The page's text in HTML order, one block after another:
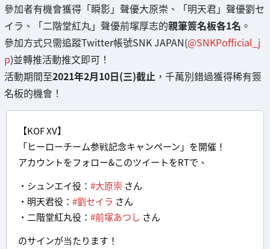
參加者有機會獲得「瞬影」聲優大原崇、「明天君」聲優劉セ
イラ、「二階堂紅丸」聲優前塚厚志的親筆簽名板各1名 。
參加方式只需追蹤Twitter帳號SNK JAPAN(@SNKPofficial_j
p)並轉推活動推文即可！
活動期間至2021年2月10日(三)截止 ，千萬別錯過獲得稀有簽
名板的機會！
【KOF XV】
「ヒーローチーム参戦記念キャンペーン」を開催！
アカウントをフォロー&このツイートをRTで、
・シュンエイ役： #大原崇 さん
・明天君役： #劉セイラ さん
・二階堂紅丸役： #前塚あつし さん
のサインが当たります！